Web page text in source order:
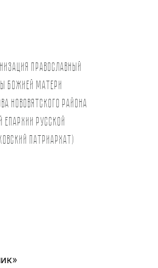
православный
Божией Матери
Нововятского района
Епархии Русской
Патриархат)